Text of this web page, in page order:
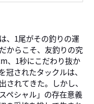
、1尾がその釣りの運
からこそ、友釣りの究
、1秒にこだわり抜か
されたタックルは、
されてきた。しかし、
ペシャル」の存在意義